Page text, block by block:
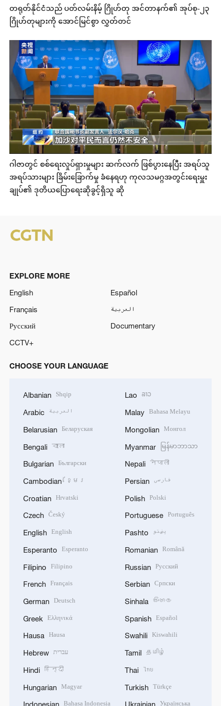
တရုတ်နိုင်ငံသည် ပတ်လမ်းနိမ့် ဂြိုဟ်တု အင်တာနက်၏ အုပ်စု-၂၃
ဂြိုဟ်တုများကို အောင်မြင်စွာ လွှတ်တင်
ဂါဇာတွင် စစ်ရေးလှုပ်ရှားမှုများ ဆက်လက် ဖြစ်ပွားနေပြီး အရပ်သူ
အရပ်သားများ ခြိမ်းခြောက်မှု ခံနေရဟု ကုလသမဂ္ဂအတွင်းရေးမှူး
ချုပ်၏ ဒုတိယပြောရေးဆိုခွင့်ရှိသူ ဆို
EXPLORE MORE
English
Español
Français
العربية
Русский
Documentary
CCTV+
CHOOSE YOUR LANGUAGE
Albanian Shqip
Arabic العربية
Belarusian Беларуская
Bengali বাংলা
Bulgarian Български
Cambodian ខ្មែរ
Croatian Hrvatski
Czech Český
English English
Esperanto Esperanto
Filipino Filipino
French Français
German Deutsch
Greek Ελληνικά
Hausa Hausa
Hebrew עברית
Hindi हिन्दी
Hungarian Magyar
Indonesian Bahasa Indonesia
Lao ລາວ
Malay Bahasa Melayu
Mongolian Монгол
Myanmar မြန်မာဘာသာ
Nepali नेपाली
Persian فارسی
Polish Polski
Portuguese Português
Pashto پښتو
Romanian Română
Russian Русский
Serbian Српски
Sinhala සිංහල
Spanish Español
Swahili Kiswahili
Tamil தமிழ்
Thai ไทย
Turkish Türkçe
Ukrainian Українська